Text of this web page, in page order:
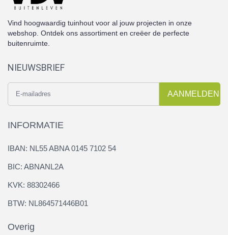
Vind hoogwaardig tuinhout voor al jouw projecten in onze
webshop. Ontdek ons assortiment en creëer de perfecte
buitenruimte.
NIEUWSBRIEF
AANMELDEN
INFORMATIE
IBAN: NL55 ABNA 0145 7102 54
BIC: ABNANL2A
KVK: 88302466
BTW: NL864571446B01
Overig